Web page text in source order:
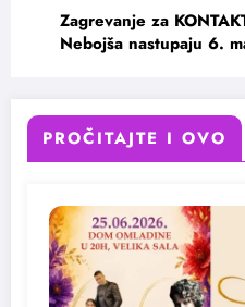
Zagrevanje za
Nebojša nastupaju 6.
PROČITAJTE I OVO